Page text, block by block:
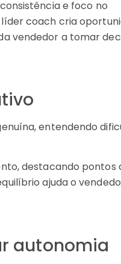
e foco no
coach cria
vendedor a tomar
entendendo
destacando pontos
ajuda o
autonomia